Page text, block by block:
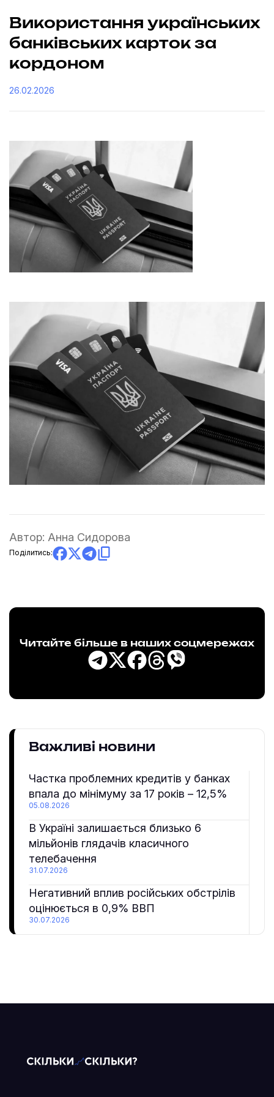
Використання українських
банківських карток за
кордоном
26.02.2026
Автор: Анна Сидорова
Поділитись:
Читайте більше в наших соцмережах
Важливі новини
Частка проблемних кредитів у банках
впала до мінімуму за 17 років – 12,5%
05.08.2026
В Україні залишається близько 6
мільйонів глядачів класичного
телебачення
31.07.2026
Негативний вплив російських обстрілів
оцінюється в 0,9% ВВП
30.07.2026